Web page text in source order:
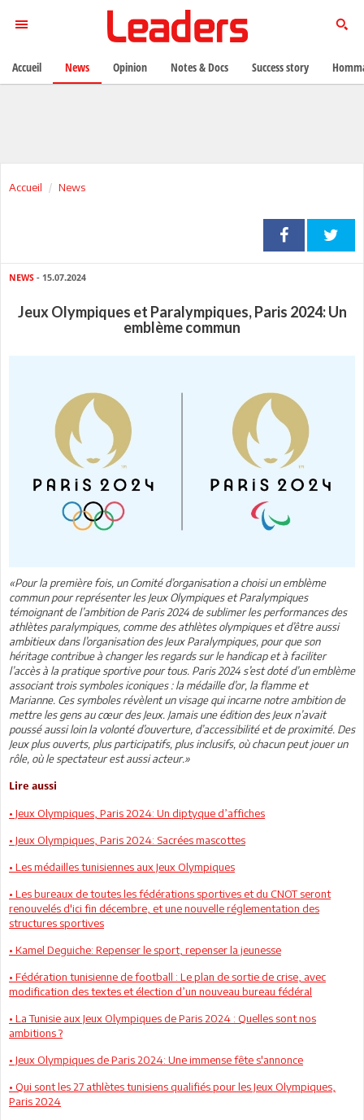
Accueil News
NEWS - 15.07.2024
Jeux Olympiques et Paralympiques, Paris 2024: Un
emblème commun
«Pour la première fois, un Comité d’organisation a choisi un emblème
commun pour représenter les Jeux Olympiques et Paralympiques
témoignant de l’ambition de Paris 2024 de sublimer les performances des
athlètes paralympiques, comme des athlètes olympiques et d’être aussi
ambitieux dans l’organisation des Jeux Paralympiques, pour que son
héritage contribue à changer les regards sur le handicap et à faciliter
l’accès à la pratique sportive pour tous. Paris 2024 s’est doté d’un emblème
associant trois symboles iconiques : la médaille d’or, la flamme et
Marianne. Ces symboles révèlent un visage qui incarne notre ambition de
mettre les gens au cœur des Jeux. Jamais une édition des Jeux n’avait
poussé aussi loin la volonté d’ouverture, d’accessibilité et de proximité. Des
Jeux plus ouverts, plus participatifs, plus inclusifs, où chacun peut jouer un
rôle, où le spectateur est aussi acteur.»
Lire aussi
• Jeux Olympiques, Paris 2024: Un diptyque d’affiches
• Jeux Olympiques, Paris 2024: Sacrées mascottes
• Les médailles tunisiennes aux Jeux Olympiques
• Les bureaux de toutes les fédérations sportives et du CNOT seront
renouvelés d'ici fin décembre, et une nouvelle réglementation des
structures sportives
• Kamel Deguiche: Repenser le sport, repenser la jeunesse
• Fédération tunisienne de football : Le plan de sortie de crise, avec
modification des textes et élection d’un nouveau bureau fédéral
• La Tunisie aux Jeux Olympiques de Paris 2024 : Quelles sont nos
ambitions ?
• Jeux Olympiques de Paris 2024: Une immense fête s'annonce
• Qui sont les 27 athlètes tunisiens qualifiés pour les Jeux Olympiques,
Paris 2024
Accueil News Opinion Notes & Docs Success story